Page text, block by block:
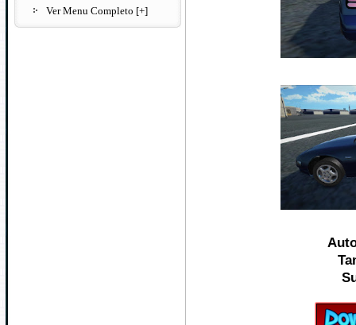
Ver Menu Completo [+]